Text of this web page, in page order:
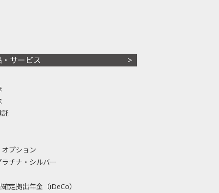
・サービス
託
プション
ラチナ・シルバー
定拠出年金（iDeCo）